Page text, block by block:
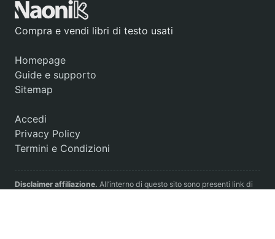
Compra e vendi libri di testo usati
Homepage
Guide e supporto
Sitemap
Accedi
Privacy Policy
Termini e Condizioni